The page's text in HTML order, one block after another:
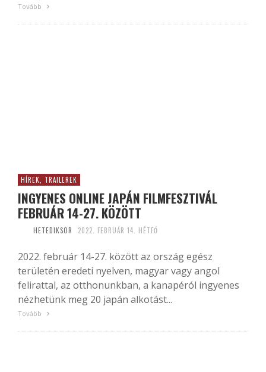
Tovább
HÍREK, TRAILEREK
INGYENES ONLINE JAPÁN FILMFESZTIVÁL
FEBRUÁR 14-27. KÖZÖTT
HETEDIKSOR 2022. FEBRUÁR 14. HÉTFŐ
2022. február 14-27. között az ország egész
területén eredeti nyelven, magyar vagy angol
felirattal, az otthonunkban, a kanapéról ingyenes
nézhetünk meg 20 japán alkotást...
Tovább